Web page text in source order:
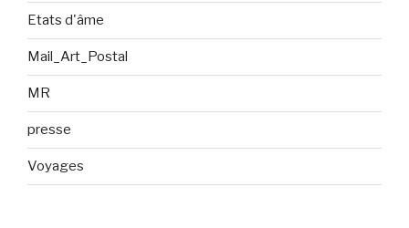
Etats d'âme
Mail_Art_Postal
MR
presse
Voyages